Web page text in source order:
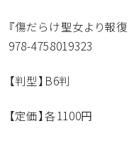
『傷だらけ聖女より報
978-4758019323
【判型】B6判
【定価】各1100円